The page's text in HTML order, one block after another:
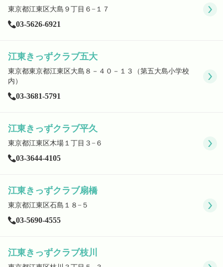
投資家情報
Language
東京都江東区大島９丁目６−１７
03-5626-6921
江東きっずクラブ五大
東京都東京都江東区大島８－４０－１３（第五大島小学校
内）
03-3681-5791
江東きっずクラブ平久
東京都江東区木場１丁目３−６
03-3644-4105
江東きっずクラブ扇橋
東京都江東区石島１８−５
03-5690-4555
江東きっずクラブ枝川